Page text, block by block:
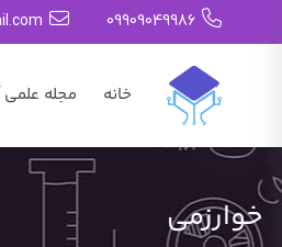
09909049986
خانه مجله
خوارزمی